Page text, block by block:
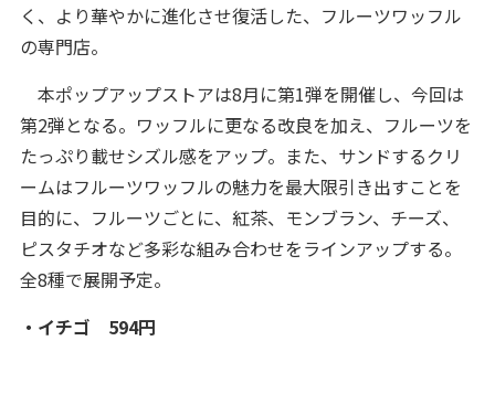
く、より華やかに進化させ復活した、フルーツワッフル
の専門店。
本ポップアップストアは8月に第1弾を開催し、今回は
第2弾となる。ワッフルに更なる改良を加え、フルーツを
たっぷり載せシズル感をアップ。また、サンドするクリ
ームはフルーツワッフルの魅力を最大限引き出すことを
目的に、フルーツごとに、紅茶、モンブラン、チーズ、
ピスタチオなど多彩な組み合わせをラインアップする。
全8種で展開予定。
・イチゴ 594円